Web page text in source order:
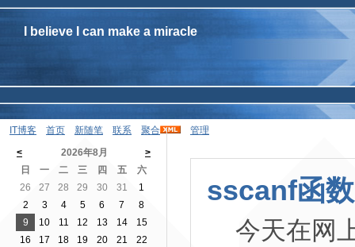
I believe I can make a miracle
IT博客 首页 新随笔 联系 聚合
管理
<
2026年8月
>
日
一 二 三 四 五
六
26
27 28 29 30 31
1
2
3 4 5 6 7
8
9
10 11 12 13 14
15
16
17 18 19 20 21
22
sscanf函数
今天在网